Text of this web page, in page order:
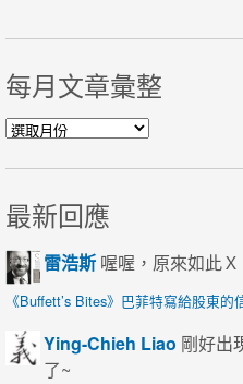
每月文章彙整
每月文章彙整
最新回應
雷浩斯 喔喔，原來如此Ｘ
《Buffett’s Bites》巴菲特寫給股東的
Ying-Chieh Liao 剛好出
了~